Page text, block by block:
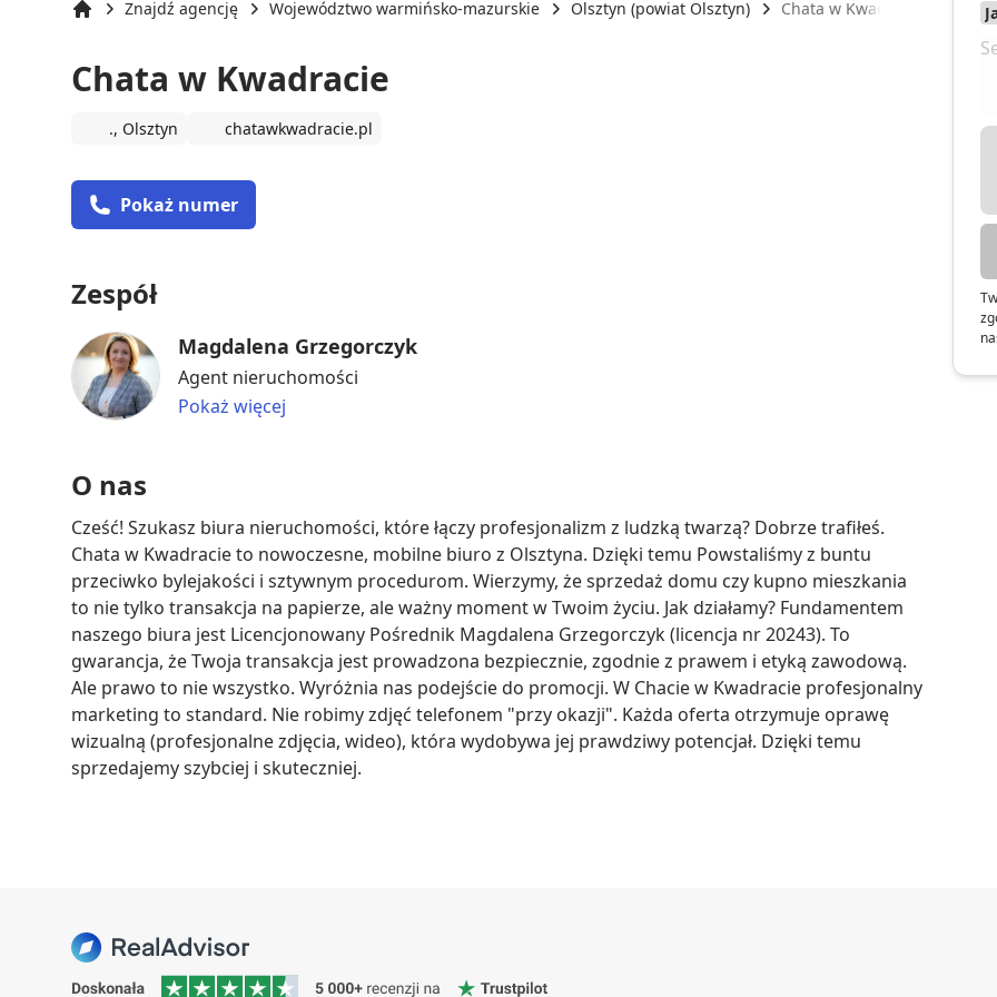
Znajdź agencję Województwo warmińsko-mazurskie Olsztyn (powiat Olsztyn) Chata w Kwadracie
Chata w Kwadracie
., Olsztyn chatawkwadracie.pl
Pokaż numer
Zespół
Magdalena Grzegorczyk
Agent nieruchomości
Pokaż więcej
O nas
Cześć! Szukasz biura nieruchomości, które łączy profesjonalizm z ludzką twarzą? Dobrze trafiłeś.
Chata w Kwadracie to nowoczesne, mobilne biuro z Olsztyna. Dzięki temu Powstaliśmy z buntu
przeciwko bylejakości i sztywnym procedurom. Wierzymy, że sprzedaż domu czy kupno mieszkania
to nie tylko transakcja na papierze, ale ważny moment w Twoim życiu. Jak działamy? Fundamentem
naszego biura jest Licencjonowany Pośrednik Magdalena Grzegorczyk (licencja nr 20243). To
gwarancja, że Twoja transakcja jest prowadzona bezpiecznie, zgodnie z prawem i etyką zawodową.
Ale prawo to nie wszystko. Wyróżnia nas podejście do promocji. W Chacie w Kwadracie profesjonalny
marketing to standard. Nie robimy zdjęć telefonem "przy okazji". Każda oferta otrzymuje oprawę
wizualną (profesjonalne zdjęcia, wideo), która wydobywa jej prawdziwy potencjał. Dzięki temu
sprzedajemy szybciej i skuteczniej.